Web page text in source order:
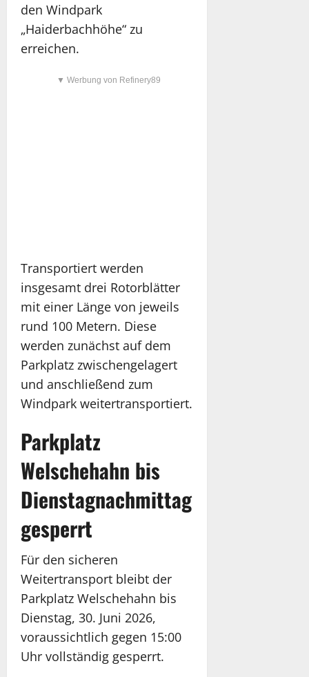
den Windpark
„Haiderbachhöhe“ zu
erreichen.
▼ Werbung von Refinery89
Transportiert werden
insgesamt drei Rotorblätter
mit einer Länge von jeweils
rund 100 Metern. Diese
werden zunächst auf dem
Parkplatz zwischengelagert
und anschließend zum
Windpark weitertransportiert.
Parkplatz
Welschehahn bis
Dienstagnachmittag
gesperrt
Für den sicheren
Weitertransport bleibt der
Parkplatz Welschehahn bis
Dienstag, 30. Juni 2026,
voraussichtlich gegen 15:00
Uhr vollständig gesperrt.